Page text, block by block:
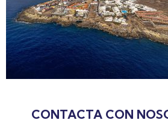
CONTACTA CON